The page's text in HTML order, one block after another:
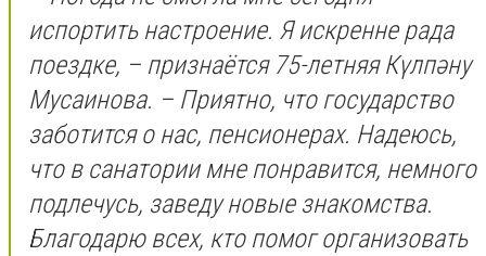
испортить настроение. Я искренне рада
поездке, – признаётся 75-летняя Күлпәну
Мусаинова. – Приятно, что государство
заботится о нас, пенсионерах. Надеюсь,
что в санатории мне понравится, немного
подлечусь, заведу новые знакомства.
Благодарю всех, кто помог организовать